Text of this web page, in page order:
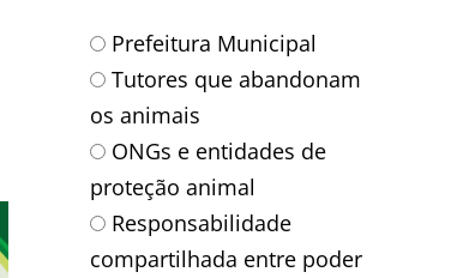
Prefeitura Municipal
Tutores que abandonam
os animais
ONGs e entidades de
proteção animal
Responsabilidade
compartilhada entre poder